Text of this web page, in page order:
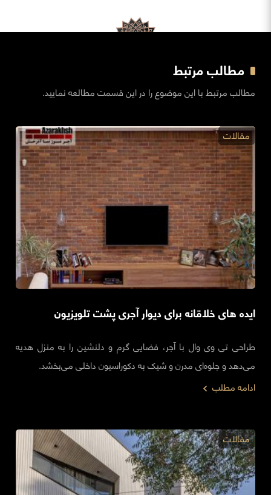
مطالب مرتبط
مطالب مرتبط با این موضوع را در این قسمت مطالعه نمایید.
ایده های خلاقانه برای دیوار آجری پشت تلویزیون
طراحی تی وی وال با آجر، فضایی گرم و دلنشین را به منزل هدیه
می‌دهد و جلوه‌ای مدرن و شیک به دکوراسیون داخلی می‌بخشد.
مقالات
ادامه مطلب
مقالات